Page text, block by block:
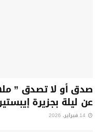
صدق أو لا تصدق ”
عن ليلة بجزيرة